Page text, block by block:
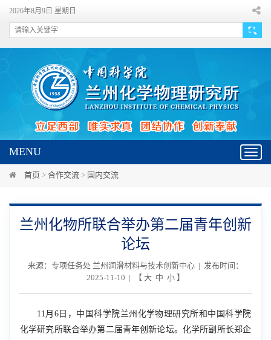
2026年8月9日 星期日
MENU
首页 > 合作交流 > 国内交流
兰州化物所联合举办第二届青年创新
论坛
来源：专项任务处 兰州润滑材料与技术创新中心 | 发布时间：
2025-11-10 | 【 大 中 小 】
11月 6日，中国科学院兰州化学物理研究所和中国科学院
化学研究所联合举办第二届青年创新论坛。化学所副所长郑企